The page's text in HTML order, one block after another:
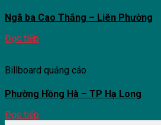
Ngã ba Cao Thắng – Liên Phường
Đọc tiếp
Billboard quảng cáo
Phường Hồng Hà – TP Hạ Long
Đọc tiếp